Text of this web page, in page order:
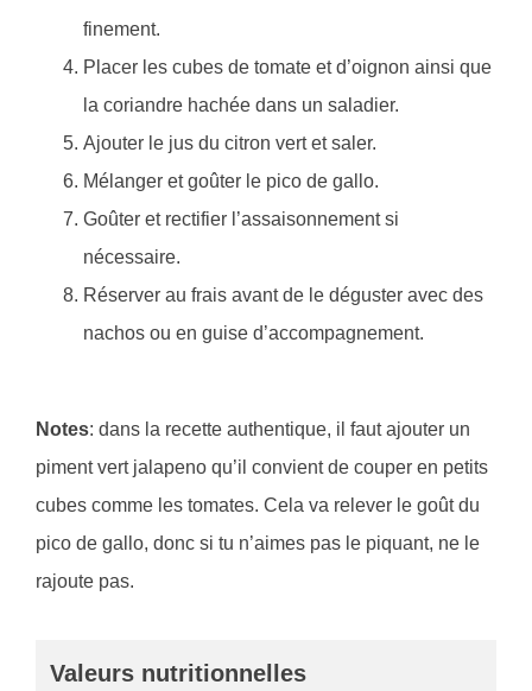
finement.
Placer les cubes de tomate et d’oignon ainsi que
la coriandre hachée dans un saladier.
Ajouter le jus du citron vert et saler.
Mélanger et goûter le pico de gallo.
Goûter et rectifier l’assaisonnement si
nécessaire.
Réserver au frais avant de le déguster avec des
nachos ou en guise d’accompagnement.
Notes: dans la recette authentique, il faut ajouter un
piment vert jalapeno qu’il convient de couper en petits
cubes comme les tomates. Cela va relever le goût du
pico de gallo, donc si tu n’aimes pas le piquant, ne le
rajoute pas.
Valeurs nutritionnelles